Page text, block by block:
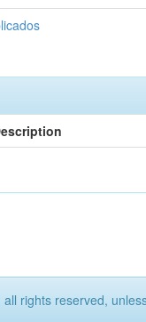
rights reserved,